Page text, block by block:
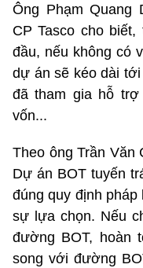
Ông Phạm Quang
CP Tasco cho
đầu, nếu không có
dự án sẽ kéo dài
đã tham gia hỗ
vốn...
Theo ông Trần
Dự án BOT tuyến
đúng quy định
sự lựa chọn. Nếu
đường BOT, hoàn
song với đường